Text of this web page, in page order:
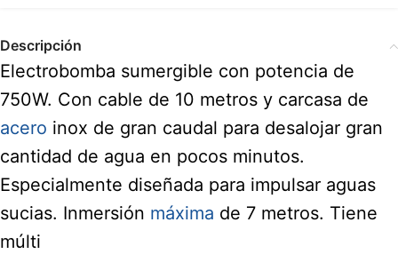
Descripción
Electrobomba sumergible con potencia de
750W. Con cable de 10 metros y carcasa de
acero inox de gran caudal para desalojar gran
cantidad de agua en pocos minutos.
Especialmente diseñada para impulsar aguas
sucias. Inmersión máxima de 7 metros. Tiene
múlti